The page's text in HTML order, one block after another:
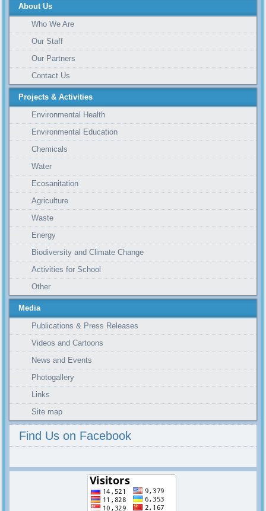
About Us
Who We Are
Our Staff
Our Partners
Contact Us
Projects & Activities
Environmental Health
Environmental Education
Chemicals
Water
Ecosanitation
Agriculture
Waste
Energy
Biodiversity and Climate Change
Activities for School
Other
Media
Publications & Press Releases
Videos and Cartoons
News and Events
Photogallery
Links
Site map
Find Us on Facebook